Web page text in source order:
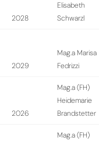
2028
Elisabeth
Schwarzl
2029
Mag.a Marisa
Fedrizzi
2026
Mag.a (FH)
Heidemarie
Brandstetter
Mag.a (FH)